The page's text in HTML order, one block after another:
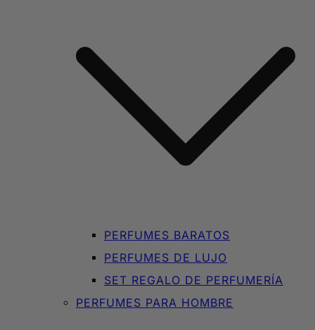
PERFUMES BARATOS
PERFUMES DE LUJO
SET REGALO DE PERFUMERÍA
PERFUMES PARA HOMBRE